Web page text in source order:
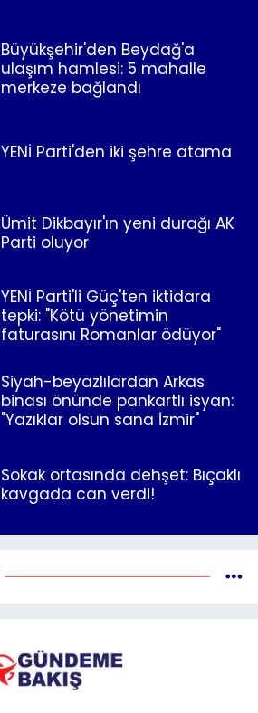
Büyükşehir'den Beydağ'a
ulaşım hamlesi: 5 mahalle
merkeze bağlandı
YENİ Parti'den iki şehre atama
Ümit Dikbayır'ın yeni durağı AK
Parti oluyor
YENİ Parti'li Güç'ten iktidara
tepki: "Kötü yönetimin
faturasını Romanlar ödüyor"
Siyah-beyazlılardan Arkas
binası önünde pankartlı isyan:
"Yazıklar olsun sana İzmir"
Sokak ortasında dehşet: Bıçaklı
kavgada can verdi!